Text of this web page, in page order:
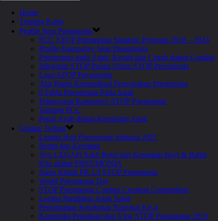
Home
Tentang Kami
Profile Stop Pneumonia
PCC STOP Pneumonia Strategic Program 2019 – 2024
Profile Kampanye Stop Pneumonia
Pneumonia pada Anak: Kenali dan Cegah dalam Gambar
Infografis STOP Polusi Udara STOP Pneumonia
Lagu STOP Pneumonia
Alat Bantu Komunikasi Pencegahan Pneumonia
9 Fakta Pneumonia Pada Anak
Peluncuran Kampanye STOP Pneumonia
Tentang PCC
Peran Ayah dalam Kesehatan Anak
Update Terkini
Lomba Hari Pneumonia Sedunia 2021
Berita dan Kegiatan
Ayo CEGAH Sakit Berat dan Kematian Bayi & Balita
Kita akibat PNEUMONIA
Siang Klinik FK UI STOP Pneumonia
World Pneumonia Day
STOP Pneumonia Content Creation Competition
Lomba Pemilihan Anak Sehat
Perkemahan Kesehatan Nasional Ke-4
Kompetisi Penulisan dan Vlog STOP Pneumonia 2019